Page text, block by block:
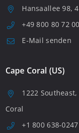
Hansaallee 98,
+49 800 80 72
E-Mail senden
Cape Coral (US)
1222
Coral
+1 800 638-0247